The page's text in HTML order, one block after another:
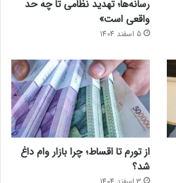
رسانه‌ها؛ تهدید نظامی تا چه حد
واقعی است»
5 اسفند 1404
از تورم تا اقساط؛ چرا بازار وام داغ
شد؟